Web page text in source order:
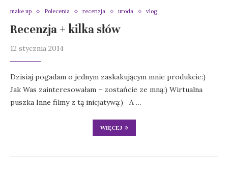
make up Polecenia recenzja uroda vlog
Recenzja + kilka słów
12 stycznia 2014
Dzisiaj pogadam o jednym zaskakującym mnie produkcie:)
Jak Was zainteresowałam – zostańcie ze mną:) Wirtualna
puszka Inne filmy z tą inicjatywą:) A …
WIĘCEJ